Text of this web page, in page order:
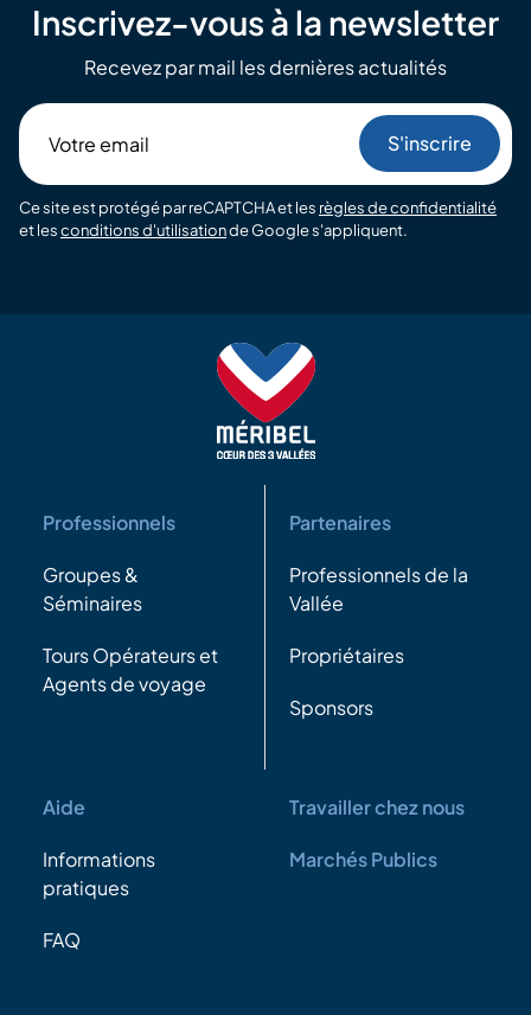
Inscrivez-vous à la newsletter
Recevez par mail les dernières actualités
email
Ce site est protégé par reCAPTCHA et les règles de confidentialité
et lesconditions d'utilisationde Google s'appliquent.
Professionnels
Groupes &
Séminaires
Tours Opérateurs et
Agents de voyage
Partenaires
Professionnels de la
Vallée
Propriétaires
Sponsors
Aide
Informations
pratiques
FAQ
Travailler chez nous
Marchés Publics